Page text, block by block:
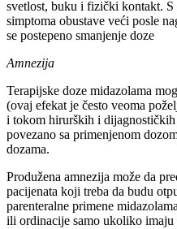
svetlost, buku i fizički kontakt.
simptoma obustave veći posle
se postepeno smanjenje doze
Amnezija
Terapijske doze midazolama
(ovaj efekat je često veoma
i tokom hirurških i
povezano sa primenjenom
dozama.
Produžena amnezija može da
pacijenata koji treba da budu
parenteralne primene
ili ordinacije samo ukoliko imaju